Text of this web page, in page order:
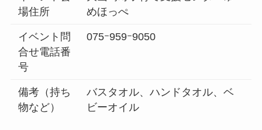
場住所
めほっぺ
イベント問
合せ電話番
号
075ｰ959ｰ9050
備考（持ち
物など）
バスタオル、ハンドタオル、ベ
ビーオイル